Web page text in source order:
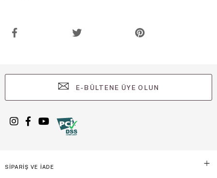
E-BÜLTENE ÜYE OLUN
SİPARİŞ VE İADE